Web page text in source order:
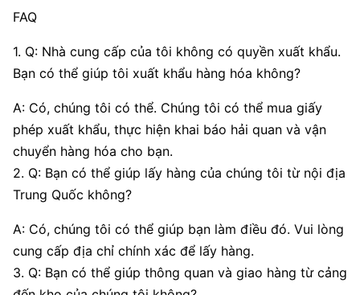
FAQ
1. Q: Nhà cung cấp của tôi không có quyền xuất khẩu.
Bạn có thể giúp tôi xuất khẩu hàng hóa không?
A: Có, chúng tôi có thể. Chúng tôi có thể mua giấy
phép xuất khẩu, thực hiện khai báo hải quan và vận
chuyển hàng hóa cho bạn.
2. Q: Bạn có thể giúp lấy hàng của chúng tôi từ nội địa
Trung Quốc không?
A: Có, chúng tôi có thể giúp bạn làm điều đó. Vui lòng
cung cấp địa chỉ chính xác để lấy hàng.
3. Q: Bạn có thể giúp thông quan và giao hàng từ cảng